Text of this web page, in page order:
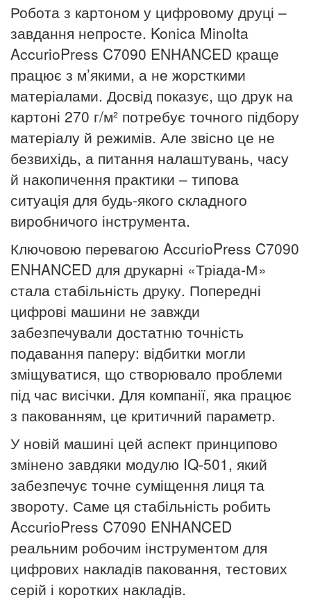
Робота з картоном у цифровому друці –
завдання непросте. Konica Minolta
AccurioPress C7090 ENHANCED краще
працює з м’якими, а не жорсткими
матеріалами. Досвід показує, що друк на
картоні 270 г/м² потребує точного підбору
матеріалу й режимів. Але звісно це не
безвихідь, а питання налаштувань, часу
й накопичення практики – типова
ситуація для будь-якого складного
виробничого інструмента.
Ключовою перевагою AccurioPress C7090
ENHANCED для друкарні «Тріада-М»
стала стабільність друку. Попередні
цифрові машини не завжди
забезпечували достатню точність
подавання паперу: відбитки могли
зміщуватися, що створювало проблеми
під час висічки. Для компанії, яка працює
з пакованням, це критичний параметр.
У новій машині цей аспект принципово
змінено завдяки модулю IQ-501, який
забезпечує точне суміщення лиця та
звороту. Саме ця стабільність робить
AccurioPress C7090 ENHANCED
реальним робочим інструментом для
цифрових накладів паковання, тестових
серій і коротких накладів.